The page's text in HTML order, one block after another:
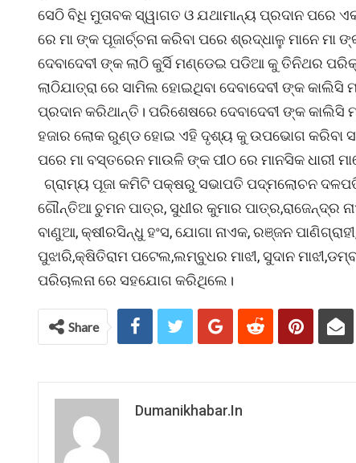
ସେଠି ବିଧି ମୁତାବକ ସ୍ୱାଗତ ଓ ଯଥାମାନ୍ୟ ପ୍ରଦାନ ପରେ
ରେ ମା ଙ୍କ ପୂଜାର୍ଚ୍ଚନା କରିବା ପରେ ଶ୍ରଦ୍ଧାଳୁ ମାନେ
ଦେବାଦେବୀ ଙ୍କ ଲାଠି କୁର୍ସି ମଣ୍ଡେଇ ପଡିଆ କୁ ତିନିଥର
ଲାଠିଯାତ୍ରା ରେ ସାମିଲ ହୋଇଥିବା ଦେବାଦେବୀ ଙ୍କ
ପ୍ରଦାନ କରିଥାନ୍ତି। ପରିଶେଷରେ ଦେବାଦେବୀ ଙ୍କ କାଲିସି
ହଜାର ଲୋକ ରୁଣ୍ଡ ହୋଇ ଏହି ଦୃଶ୍ୟ କୁ ଉପଭୋଗ କରିବା
ପରେ ମା ବସ୍ତରେନ ମାଉଳି ଙ୍କ ପୀଠ ରେ ମାନସିକ ଧାରୀ
ଗ୍ରାମ୍ୟ ପୂଜା କମିଟି ପକ୍ଷରୁ ସଭାପତି ପଦ୍ମଲୋଚନ
ଗୌନ୍ତିଆ ଚୁମନ ପାତ୍ର, ସୁଧୀର କୁମାର ପାତ୍ର,ରାଜେନ୍ଦ୍ର
ବାଣୁଆ, କ୍ଷୀରସିନ୍ଧୁ ହଂସ, ଯୋଗା ନାଏକ, ରଞ୍ଜନ
ପୁଝାରି,କ୍ଷିତିରାମ ପଟେଲ,ଲମ୍ବୁଧର ମାଝୀ, ସୁଦାନ
ପରିଚାଲନା ରେ ସହଯୋଗ କରିଥିଲେ।
Share
Dumanikhabar.in